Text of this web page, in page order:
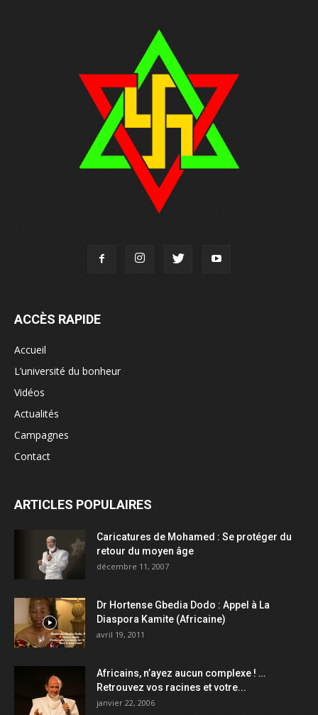
ACCÈS RAPIDE
Accueil
L’université du bonheur
Vidéos
Actualités
Campagnes
Contact
ARTICLES POPULAIRES
Caricatures de Mohamed : Se protéger du
retour du moyen âge
décembre 11, 2007
Dr Hortense Gbedia Dodo : Appel à La
Diaspora Kamite (Africaine)
avril 19, 2011
Africains, n’ayez aucun complexe ! …
Retrouvez vos racines et votre...
janvier 22, 2006